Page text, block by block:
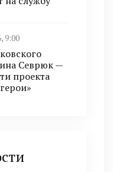
9:00
Севрюк —
проекта